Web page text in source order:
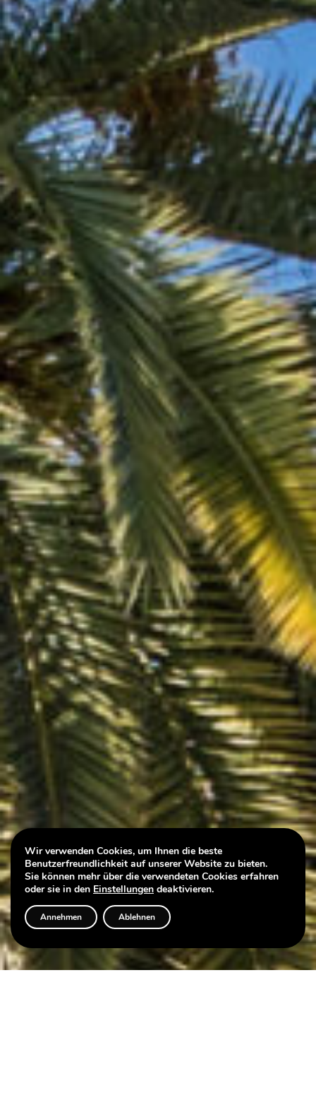
Wir verwenden Cookies, um Ihnen die beste
Benutzerfreundlichkeit auf unserer Website zu bieten.
Sie können mehr über die verwendeten Cookies erfahren
oder sie in den Einstellungen deaktivieren.
Annehmen Ablehnen